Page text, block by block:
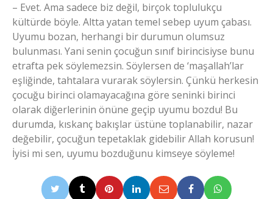
– Evet. Ama sadece biz değil, birçok toplulukçu
kültürde böyle. Altta yatan temel sebep uyum çabası.
Uyumu bozan, herhangi bir durumun olumsuz
bulunması. Yani senin çocuğun sınıf birincisiyse bunu
etrafta pek söylemezsin. Söylersen de ‘maşallah’lar
eşliğinde, tahtalara vurarak söylersin. Çünkü herkesin
çocuğu birinci olamayacağına göre seninki birinci
olarak diğerlerinin önüne geçip uyumu bozdu! Bu
durumda, kıskanç bakışlar üstüne toplanabilir, nazar
değebilir, çocuğun tepetaklak gidebilir Allah korusun!
İyisi mi sen, uyumu bozduğunu kimseye söyleme!